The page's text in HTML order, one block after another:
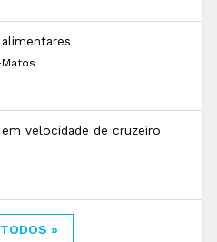
velocidade de cruzeiro
»